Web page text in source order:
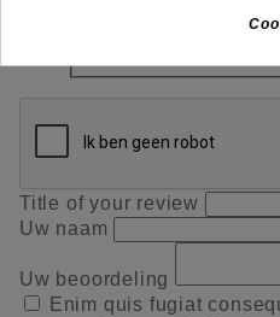
Title of your review
Uw naam
Uw beoordeling
Enim quis fugiat